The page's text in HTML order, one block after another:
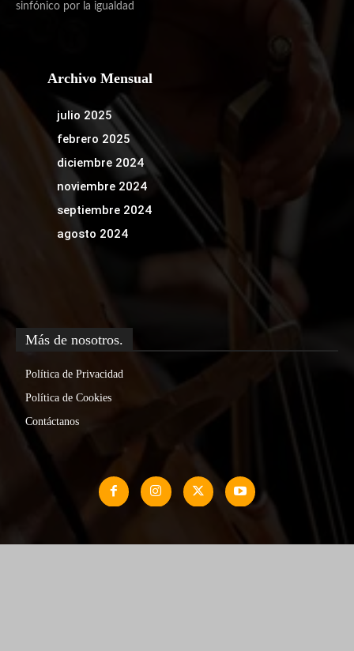
sinfónico por la igualdad
Archivo Mensual
julio 2025
febrero 2025
diciembre 2024
noviembre 2024
septiembre 2024
agosto 2024
Más de nosotros.
Política de Privacidad
Política de Cookies
Contáctanos